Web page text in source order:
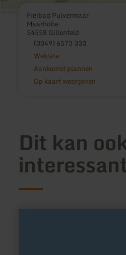
Freibad Pulvermaar
Maarhöhe
54558 Gillenfeld
(0049) 6573 333
Website
Aankomst plannen
Op kaart weergeven
Dit kan